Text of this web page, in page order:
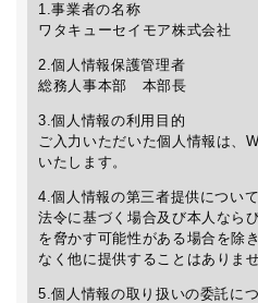
1.事業者の名称
ワタキューセイモア株式会社
2.個人情報保護管理者
総務人事本部 本部長
3.個人情報の利用目的
ご入力いただいた個人情報は、
いたします。
4.個人情報の第三者提供について
法令に基づく場合及び本人なら
を脅かす可能性がある場合を除
なく他に提供することはありませ
5.個人情報の取り扱いの委託に